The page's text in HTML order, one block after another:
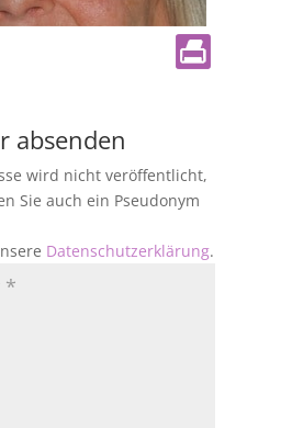
absenden
wird nicht veröffentlicht,
Sie auch ein Pseudonym
Datenschutzerklärung.